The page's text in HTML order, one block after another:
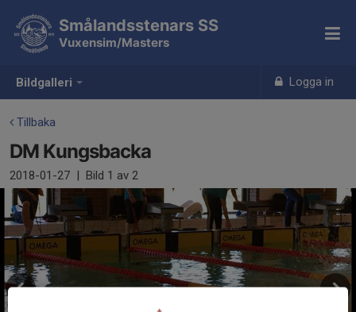
Bildgalleri Logga in
Smålandsstenars SS
Vuxensim/Masters
Tillbaka
DM Kungsbacka
2018-01-27 | Bild 1 av 2